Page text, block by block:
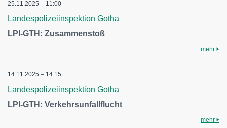
25.11.2025 – 11:00
Landespolizeiinspektion Gotha
LPI-GTH: Zusammenstoß
mehr
14.11.2025 – 14:15
Landespolizeiinspektion Gotha
LPI-GTH: Verkehrsunfallflucht
mehr